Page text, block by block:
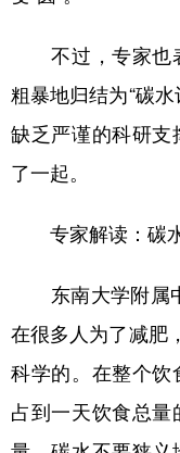
北京
广东
四川
陕西
新疆
不过，专家也表
粗暴地归结为“碳
缺乏严谨的科研支
了一起。
专家解读：碳水
东南大学附属中
在很多人为了减肥
科学的。在整个饮
占到一天饮食总量